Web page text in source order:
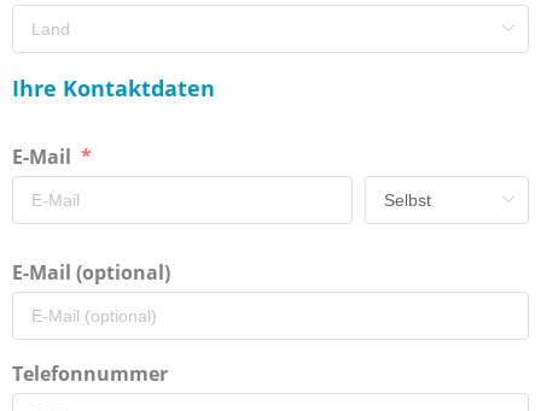
Ihre Kontaktdaten
E-Mail
E-Mail (optional)
Telefonnummer